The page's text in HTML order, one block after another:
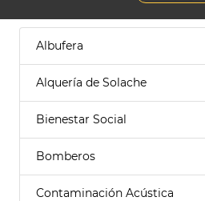
Albufera
Alquería de Solache
Bienestar Social
Bomberos
Contaminación Acústica